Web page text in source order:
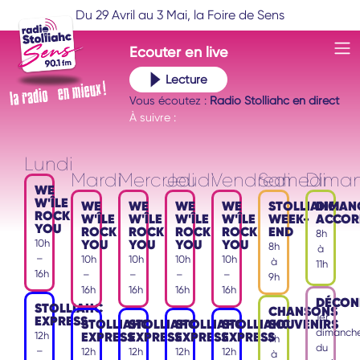
Du 29 Avril au 3 Mai, la Foire de Sens
Ecouteren live
Lecture
Vous écoutez : Radio Stolliahc en direct
À suivre :
Lundi
WE
W'ÎLE
ROCK
YOU
10h
–
16h
STOLLIAHC
EXPRESS
12h
–
Mardi
WE
W'ÎLE
ROCK
YOU
10h
–
16h
STOLLIAHC
EXPRESS
12h
Mercredi
WE
W'ÎLE
ROCK
YOU
10h
–
16h
STOLLIAHC
EXPRESS
12h
Jeudi
WE
W'ÎLE
ROCK
YOU
10h
–
16h
STOLLIAHC
EXPRESS
12h
Vendredi
WE
W'ÎLE
ROCK
YOU
10h
–
16h
STOLLIAHC
EXPRESS
12h
Samedi
STOLLIAHC
WEEK-
END
8h
à
9h
CHANSONS
SOUVENIRS
9h
à
8h
à
11h
1er
du